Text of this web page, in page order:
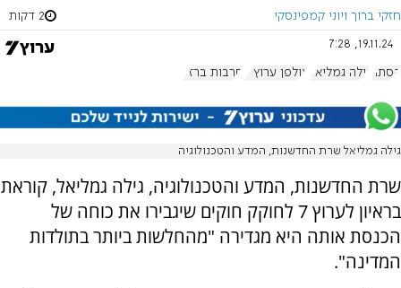
חזקי ברוך ויוני קמפינסקי 2 דקות
19.11.24, 7:28
הסתה גילה גמליאל אולפן ערוץ 7 חרבות ברזל
גילה גמליאל שרת החדשנות, המדע והטכנולוגיה
שרת החדשנות, המדע והטכנולוגיה, גילה גמליאל, קוראת
בראיון לערוץ 7 לחוקק חוקים שיגבירו את כוחה של
הכנסת אותה היא מגדירה "מהחלשות ביותר בתולדות
המדינה".